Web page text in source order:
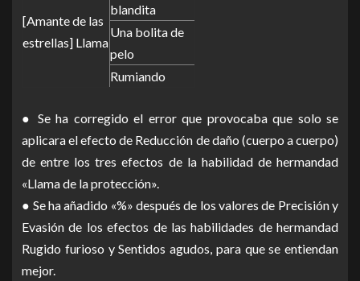
[Amante de las
estrellas] Llama
blandita
Una bolita de
pelo
Rumiando
● Se ha corregido el error que provocaba que solo se
aplicara el efecto de Reducción de daño (cuerpo a cuerpo)
de entre los tres efectos de la habilidad de hermandad
«Llama de la protección».
● Se ha añadido «%» después de los valores de Precisión y
Evasión de los efectos de las habilidades de hermandad
Rugido furioso y Sentidos agudos, para que se entiendan
mejor.